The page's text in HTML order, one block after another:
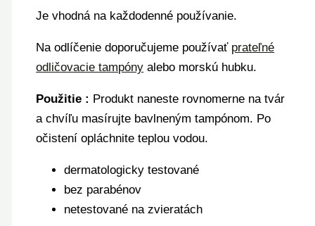
Je vhodná na každodenné používanie.
Na odlíčenie doporučujeme používať prateľné
odličovacie tampóny alebo morskú hubku.
Použitie : Produkt naneste rovnomerne na tvár
a chvíľu masírujte bavlneným tampónom. Po
očistení opláchnite teplou vodou.
dermatologicky testované
bez parabénov
netestované na zvieratách